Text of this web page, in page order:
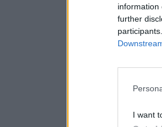
information
further
I want